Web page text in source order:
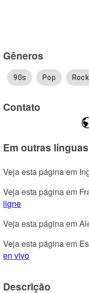
Gêneros
90s Pop Rock
Contato
Em outras línguas
Veja esta página em
Veja esta página em
ligne
Veja esta página em
Veja esta página em
en vivo
Descrição